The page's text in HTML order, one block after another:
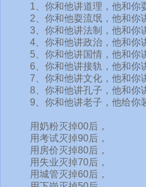
1、你和他讲道理，他和你
2、你和他耍流氓，他和你
3、你和他讲法制，他和你
4、你和他讲政治，他和你
5、你和他讲国情，他和你
6、你和他讲接轨，他和你
7、你和他讲文化，他和你
8、你和他讲孔子，他和你
9、你和他讲老子，他给你
用奶粉灭掉00后，
用考试灭掉90后，
用房价灭掉80后，
用失业灭掉70后，
用城管灭掉60后，